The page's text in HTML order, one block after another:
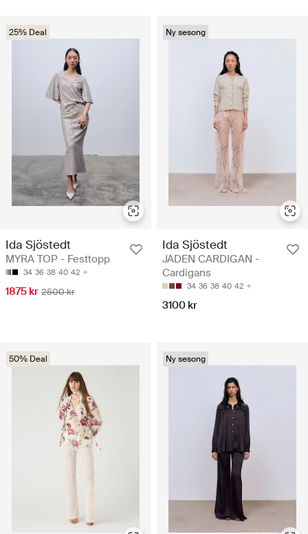
25% Deal
Ida Sjöstedt
MYRA TOP - Festtopp
34 36 38 40 42
1875 kr 2500 kr
Ny sesong
Ida Sjöstedt
JADEN CARDIGAN -
Cardigans
34 36 38 40 42
3100 kr
50% Deal Ny sesong